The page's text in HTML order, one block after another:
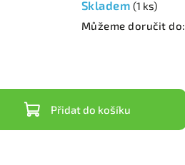
Skladem (1 ks)
Můžeme doručit do:
Přidat do košíku